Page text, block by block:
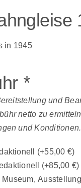
in 1945
*
und
netto zu
und Konditionen.
(+55,00 €)
(+85,00 €)